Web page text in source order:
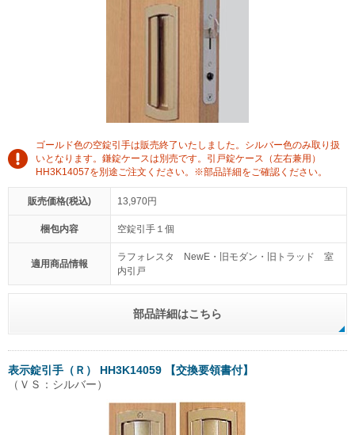
ゴールド色の空錠引手は販売終了いたしました。シルバー色のみ取り扱
いとなります。鎌錠ケースは別売です。引戸錠ケース（左右兼用）
HH3K14057を別途ご注文ください。※部品詳細をご確認ください。
販売価格(税込) 13,970円
梱包内容 空錠引手１個
適用商品情報
ラフォレスタ NewE・旧モダン・旧トラッド 室
内引戸
部品詳細はこちら
表示錠引手（Ｒ） HH3K14059 【交換要領書付】
（ＶＳ：シルバー）